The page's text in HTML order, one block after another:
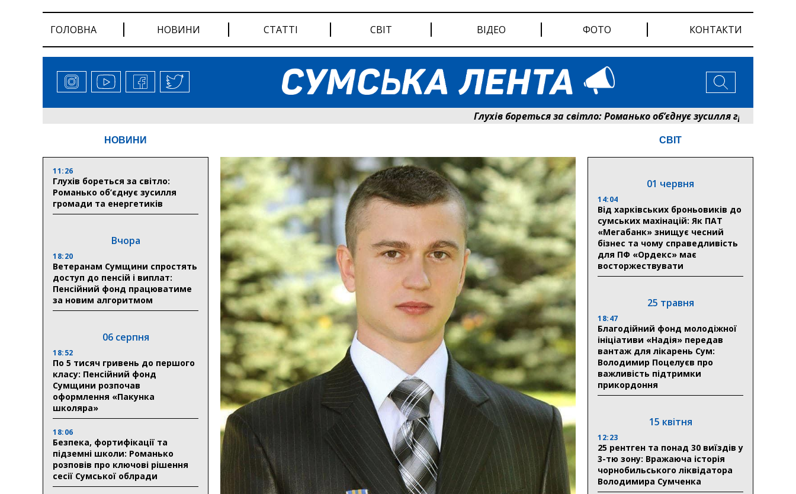
ГОЛОВНА НОВИНИ СТАТТІ СВІТ ВІДЕО ФОТО КОНТАКТИ
Глухів бореться за світло: Романько об’єднує зусилля громади та
НОВИНИ
11:26
Глухів бореться за світло:
Романько об’єднує зусилля
громади та енергетиків
Вчора
18:20
Ветеранам Сумщини спростять
доступ до пенсій і виплат:
Пенсійний фонд працюватиме
за новим алгоритмом
06 серпня
18:52
По 5 тисяч гривень до першого
класу: Пенсійний фонд
Сумщини розпочав
оформлення «Пакунка
школяра»
18:06
Безпека, фортифікації та
підземні школи: Романько
розповів про ключові рішення
сесії Сумської облради
СВІТ
01 червня
14:04
Від харківських броньовиків до
сумських махінацій: Як ПАТ
«Мегабанк» знищує чесний
бізнес та чому справедливість
для ПФ «Ордекс» має
восторжествувати
25 травня
18:47
Благодійний фонд молодіжної
ініціативи «Надія» передав
вантаж для лікарень Сум:
Володимир Поцелуєв про
важливість підтримки
прикордоння
15 квітня
12:23
25 рентген та понад 30 виїздів у
3-тю зону: Вражаюча історія
чорнобильського ліквідатора
Володимира Сумченка